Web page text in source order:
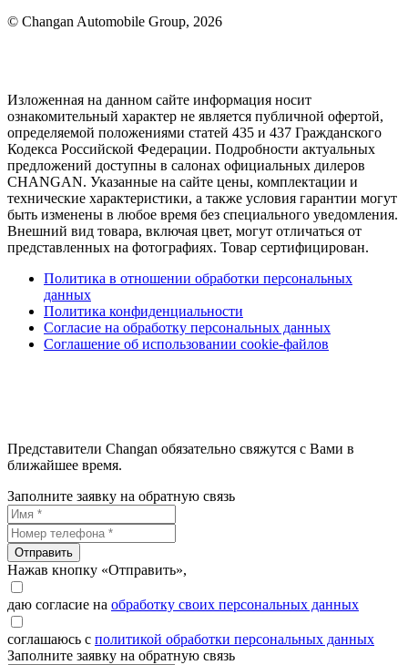
© Changan Automobile Group, 2026
Изложенная на данном сайте информация носит
ознакомительный характер не является публичной офертой,
определяемой положениями статей 435 и 437 Гражданского
Кодекса Российской Федерации. Подробности актуальных
предложений доступны в салонах официальных дилеров
CHANGAN. Указанные на сайте цены, комплектации и
технические характеристики, а также условия гарантии могут
быть изменены в любое время без специального уведомления.
Внешний вид товара, включая цвет, могут отличаться от
представленных на фотографиях. Товар сертифицирован.
Политика в отношении обработки персональных
данных
Политика конфиденциальности
Согласие на обработку персональных данных
Соглашение об использовании cookie-файлов
Представители Changan обязательно свяжутся с Вами в
ближайшее время.
Заполните заявку на обратную связь
Отправить
Нажав кнопку «Отправить»,
даю согласие на обработку своих персональных данных
соглашаюсь с политикой обработки персональных данных
Заполните заявку на обратную связь